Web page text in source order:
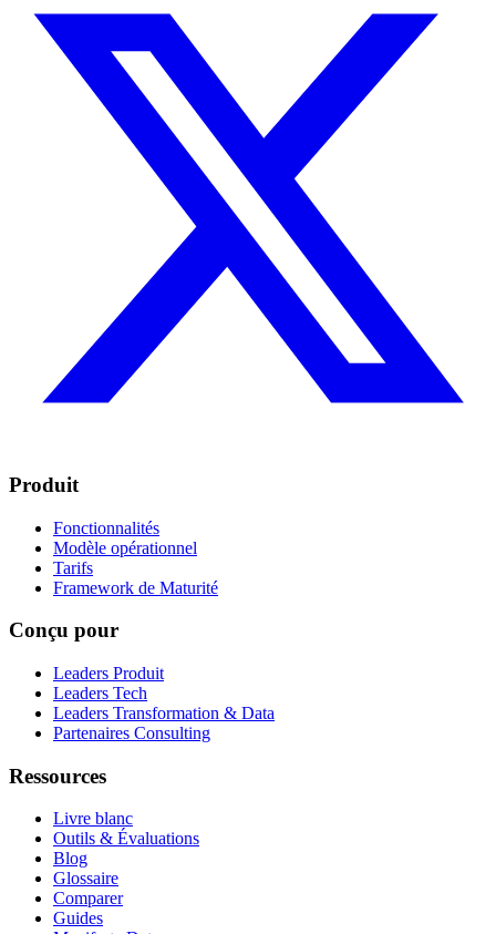
Produit
Fonctionnalités
Modèle opérationnel
Tarifs
Framework de Maturité
Conçu pour
Leaders Produit
Leaders Tech
Leaders Transformation & Data
Partenaires Consulting
Ressources
Livre blanc
Outils & Évaluations
Blog
Glossaire
Comparer
Guides